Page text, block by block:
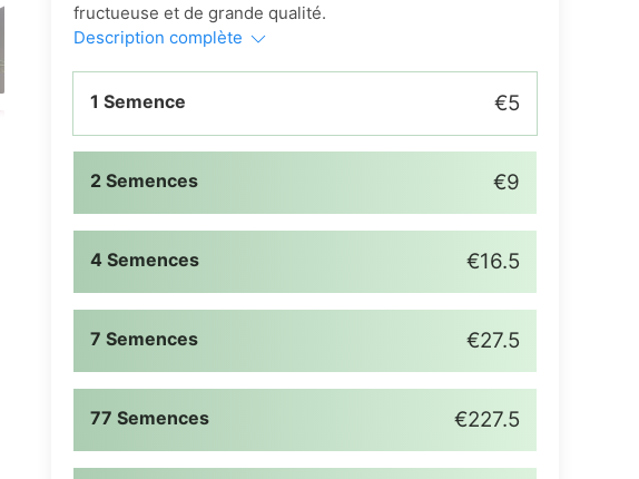
fructueuse et de grande qualité.
Description complète
1 Semence €5
2 Semences €9
4 Semences €16.5
7 Semences €27.5
77 Semences €227.5